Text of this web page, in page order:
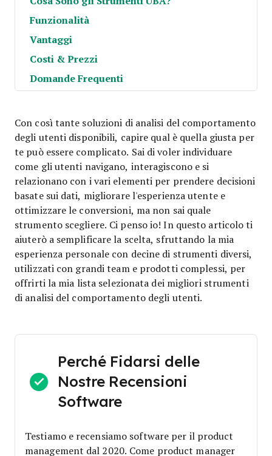
Funzionalità
Vantaggi
Costi & Prezzi
Domande Frequenti
Con così tante soluzioni di analisi del comportamento
degli utenti disponibili, capire qual è quella giusta per
te può essere complicato. Sai di voler individuare
come gli utenti navigano, interagiscono e si
relazionano con i vari elementi per prendere decisioni
basate sui dati, migliorare l'esperienza utente e
ottimizzare le conversioni, ma non sai quale
strumento scegliere. Ci penso io! In questo articolo ti
aiuterò a semplificare la scelta, sfruttando la mia
esperienza personale con decine di strumenti diversi,
utilizzati con grandi team e prodotti complessi, per
offrirti la mia lista selezionata dei migliori strumenti
di analisi del comportamento degli utenti.
Perché Fidarsi delle
Nostre Recensioni
Software
Testiamo e recensiamo software per il product
management dal 2020. Come product manager